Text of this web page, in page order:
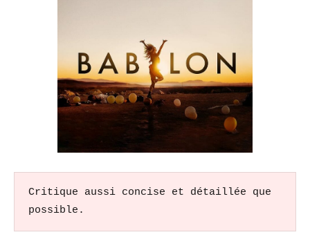
Critique aussi concise et détaillée que
possible.